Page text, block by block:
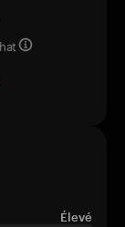
Élevé